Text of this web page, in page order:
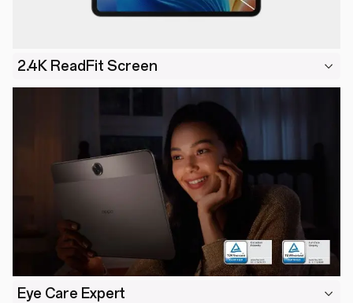
2.4K ReadFit Screen
Eye Care Expert